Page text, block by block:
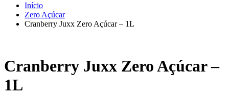
Início
Zero Açúcar
Cranberry Juxx Zero Açúcar – 1L
Cranberry Juxx Zero Açúcar –
1L